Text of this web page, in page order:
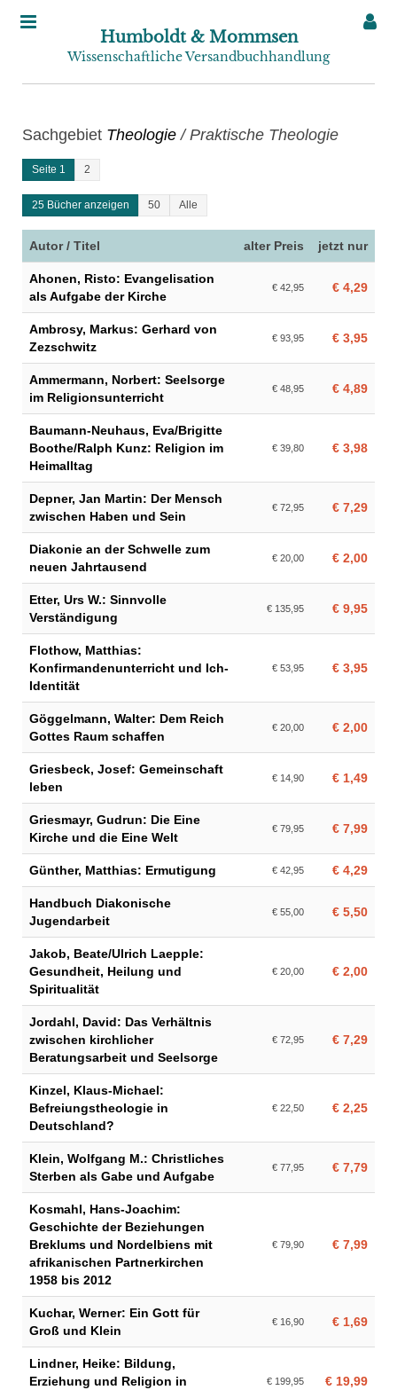
Humboldt & Mommsen
Wissenschaftliche Versandbuchhandlung
Sachgebiet Theologie / Praktische Theologie
Seite 1 2
25 Bücher anzeigen 50 Alle
Autor / Titel alter Preis jetzt nur
Ahonen, Risto: Evangelisation
als Aufgabe der Kirche
€ 42,95 € 4,29
Ambrosy, Markus: Gerhard von
Zezschwitz
€ 93,95 € 3,95
Ammermann, Norbert: Seelsorge
im Religionsunterricht
€ 48,95 € 4,89
Baumann-Neuhaus, Eva/Brigitte
Boothe/Ralph Kunz: Religion im
Heimalltag
€ 39,80 € 3,98
Depner, Jan Martin: Der Mensch
zwischen Haben und Sein
€ 72,95 € 7,29
Diakonie an der Schwelle zum
neuen Jahrtausend
€ 20,00 € 2,00
Etter, Urs W.: Sinnvolle
Verständigung
€ 135,95 € 9,95
Flothow, Matthias:
Konfirmandenunterricht und Ich-
Identität
€ 53,95 € 3,95
Göggelmann, Walter: Dem Reich
Gottes Raum schaffen
€ 20,00 € 2,00
Griesbeck, Josef: Gemeinschaft
leben
€ 14,90 € 1,49
Griesmayr, Gudrun: Die Eine
Kirche und die Eine Welt
€ 79,95 € 7,99
Günther, Matthias: Ermutigung € 42,95 € 4,29
Handbuch Diakonische
Jugendarbeit
€ 55,00 € 5,50
Jakob, Beate/Ulrich Laepple:
Gesundheit, Heilung und
Spiritualität
€ 20,00 € 2,00
Jordahl, David: Das Verhältnis
zwischen kirchlicher
Beratungsarbeit und Seelsorge
€ 72,95 € 7,29
Kinzel, Klaus-Michael:
Befreiungstheologie in
Deutschland?
€ 22,50 € 2,25
Klein, Wolfgang M.: Christliches
Sterben als Gabe und Aufgabe
€ 77,95 € 7,79
Kosmahl, Hans-Joachim:
Geschichte der Beziehungen
Breklums und Nordelbiens mit
afrikanischen Partnerkirchen
1958 bis 2012
€ 79,90 € 7,99
Kuchar, Werner: Ein Gott für
Groß und Klein
€ 16,90 € 1,69
Lindner, Heike: Bildung,
Erziehung und Religion in
€ 199,95 € 19,99